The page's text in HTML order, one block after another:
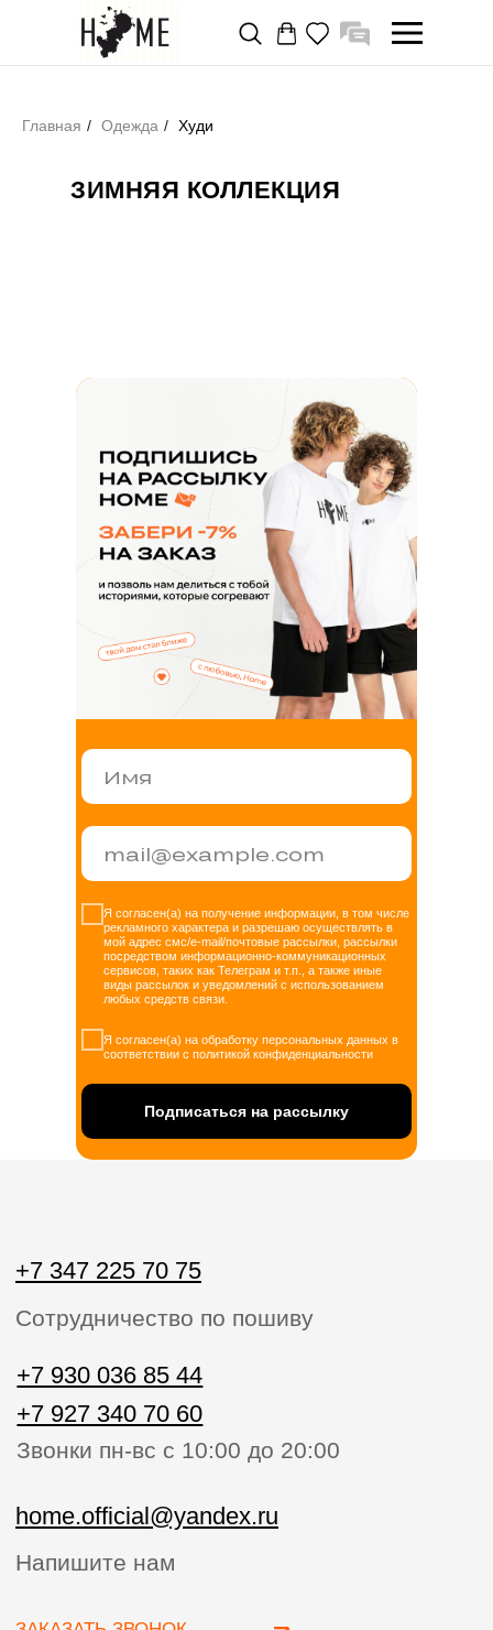
Главная / Одежда / Худи
ЗИМНЯЯ КОЛЛЕКЦИЯ
Я согласен(а) на получение информации, в том числе
рекламного характера и разрешаю осуществлять в
мой адрес смс/e-mail/почтовые рассылки, рассылки
посредством информационно-коммуникационных
сервисов, таких как Телеграм и т.п., а также иные
виды рассылок и уведомлений с использованием
любых средств связи.
Я согласен(а) на обработку персональных данных в
соответствии с политикой конфиденциальности
Подписаться на рассылку
+7 347 225 70 75
Сотрудничество по пошиву
home.official@yandex.ru
ЗАКАЗАТЬ ЗВОНОК
+7 930 036 85 44
+7 927 340 70 60
Звонки пн-вс с 10:00 до 20:00